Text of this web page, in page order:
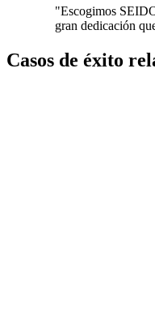
"Escogimos
gran dedicación
Casos de éxito